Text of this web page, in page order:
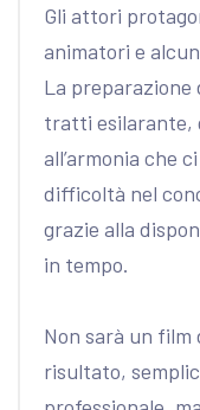
Gli attori
animatori e
La
tratti esilarante,
all’armonia che
difficoltà nel
grazie alla
in tempo.
Non sarà un film
risultato,